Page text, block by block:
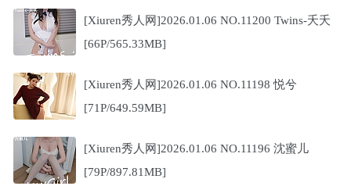
[Xiuren秀人网]2026.01.06 NO.11200 Twins-夭夭
[66P/565.33MB]
[Xiuren秀人网]2026.01.06 NO.11198 悦兮
[71P/649.59MB]
[Xiuren秀人网]2026.01.06 NO.11196 沈蜜儿
[79P/897.81MB]